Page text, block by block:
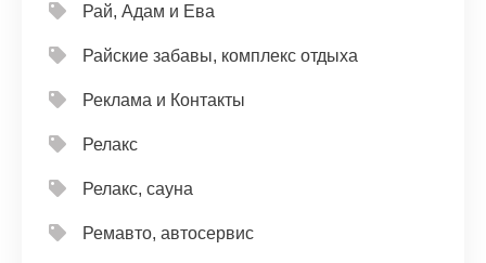
Рай, Адам и Ева
Райские забавы, комплекс отдыха
Реклама и Контакты
Релакс
Релакс, сауна
Ремавто, автосервис